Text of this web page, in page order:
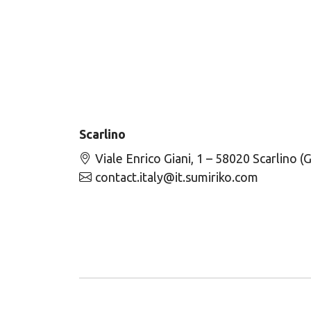
Scarlino
Viale Enrico Giani, 1 – 58020 Scarlino
contact.italy@it.sumiriko.com